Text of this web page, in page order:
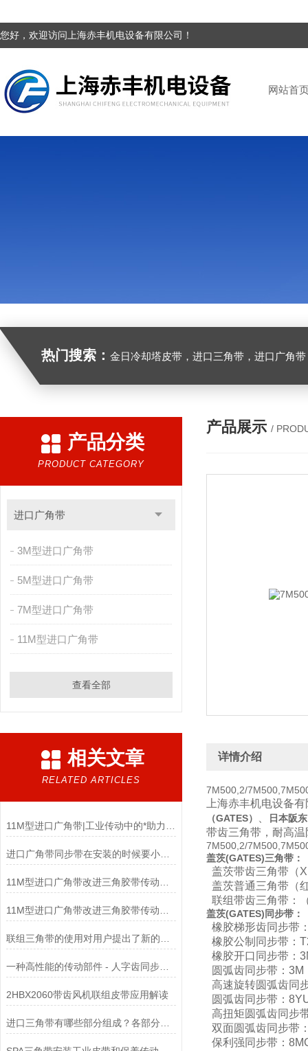
您好，欢迎访问上海赤丰机电设备有限公司！
网站首
热门搜索： 金日冷却塔皮带，进口三角带，进口广角带，进口同步带，进口空压机皮
产品分类
PRODUCT CATEGORY
进口广角带
3M型进口广角带
5M型进口广角带
7M型进口广角带
11M型进口广角带
查看全部
相关文章
RELATED ARTICLES
进口广角带同步带在安装的时候要小心的几个方面
一种高性能的传动部件 - 人字齿同步带使用全攻略
2HBX2060带齿风机联组皮带应用解读
产品展示 /
详情介绍
7M500,2/
上海赤丰机电设备
（GATES） 日本阪
带齿三角带，耐高
7M500,2/
盖茨(GATES)三角带：
盖茨带齿三角带（
盖茨普通三角带（
联组带齿三角带：
盖茨(GATES)同步带：
橡胶梯形齿同步带
橡胶公制同步带：
橡胶开口同步带：
圆弧齿同步带：
高速旋转圆弧齿同
圆弧齿同步带：
高扭矩圆弧齿同步
双面圆弧齿同步带
保利强同步带：